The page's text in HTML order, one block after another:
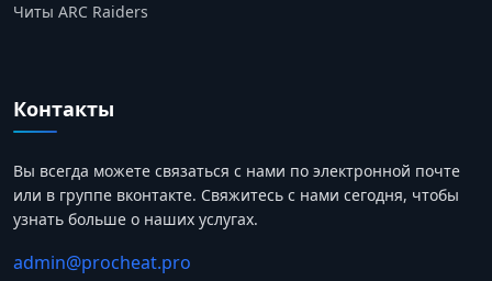
Читы ARC Raiders
Контакты
Вы всегда можете связаться с нами по электронной почте
или в группе вконтакте. Свяжитесь с нами сегодня, чтобы
узнать больше о наших услугах.
admin@procheat.pro